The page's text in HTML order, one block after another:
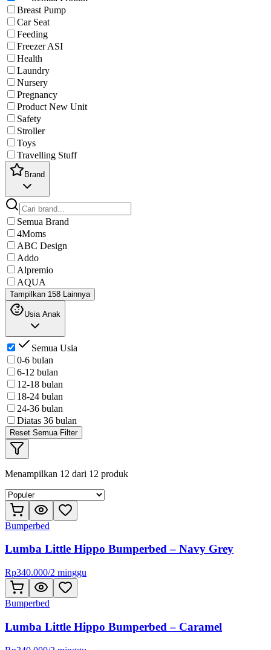
Breast Pump
Car Seat
Feeding
Freezer ASI
Health
Laundry
Nursery
Pregnancy
Product New Unit
Safety
Stroller
Toys
Travelling Stuff
Brand
Semua Brand
4Moms
ABC Design
Addo
Alpremio
AQUA
Tampilkan 158 Lainnya
Usia Anak
Semua Usia
0-6 bulan
6-12 bulan
12-18 bulan
18-24 bulan
24-36 bulan
Diatas 36 bulan
Reset Semua Filter
Menampilkan 12 dari 12 produk
Bumperbed
Lumba Little Hippo Bumperbed – Navy Grey
Rp340.000/2 minggu
Bumperbed
Lumba Little Hippo Bumperbed – Caramel